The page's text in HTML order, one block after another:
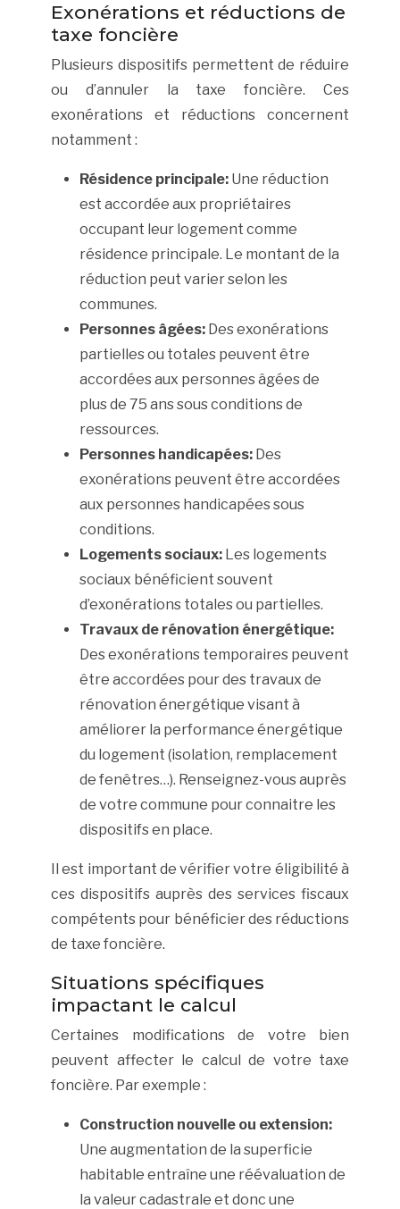
Exonérations et réductions de
taxe foncière
Plusieurs dispositifs permettent de réduire
ou d’annuler la taxe foncière. Ces
exonérations et réductions concernent
notamment :
Résidence principale: Une réduction
est accordée aux propriétaires
occupant leur logement comme
résidence principale. Le montant de la
réduction peut varier selon les
communes.
Personnes âgées: Des exonérations
partielles ou totales peuvent être
accordées aux personnes âgées de
plus de 75 ans sous conditions de
ressources.
Personnes handicapées: Des
exonérations peuvent être accordées
aux personnes handicapées sous
conditions.
Logements sociaux: Les logements
sociaux bénéficient souvent
d’exonérations totales ou partielles.
Travaux de rénovation énergétique:
Des exonérations temporaires peuvent
être accordées pour des travaux de
rénovation énergétique visant à
améliorer la performance énergétique
du logement (isolation, remplacement
de fenêtres…). Renseignez-vous auprès
de votre commune pour connaitre les
dispositifs en place.
Il est important de vérifier votre éligibilité à
ces dispositifs auprès des services fiscaux
compétents pour bénéficier des réductions
de taxe foncière.
Situations spécifiques
impactant le calcul
Certaines modifications de votre bien
peuvent affecter le calcul de votre taxe
foncière. Par exemple :
Construction nouvelle ou extension:
Une augmentation de la superficie
habitable entraîne une réévaluation de
la valeur cadastrale et donc une